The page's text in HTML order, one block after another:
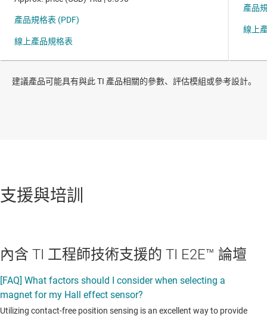
建議產品可能具有與此 TI 產品相關的參數、評估模組或參考設計。
支援與培訓
內含 TI 工程師技術支援的 TI E2E™ 論壇